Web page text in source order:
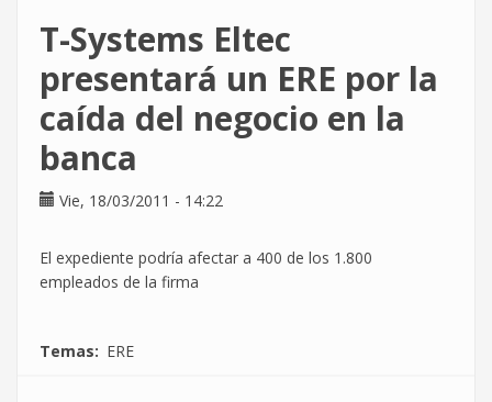
en
Security
T-Systems Eltec
presentará un ERE por la
caída del negocio en la
banca
Vie, 18/03/2011 - 14:22
El expediente podría afectar a 400 de los 1.800
empleados de la firma
Temas ERE